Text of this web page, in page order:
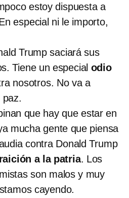
estoy dispuesta a
especial ni le importo,
Trump saciará sus
Tiene un especial odio
nosotros. No va a
paz.
que hay que estar en
mucha gente que piensa
contra Donald Trump
a la patria. Los
son malos y muy
cayendo.